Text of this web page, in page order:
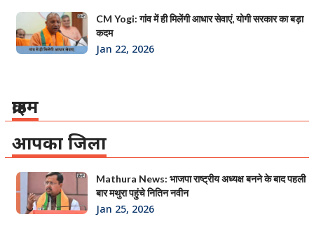
CM Yogi: गांव में ही मिलेंगी आधार सेवाएं, योगी सरकार का बड़ा
कदम
Jan 22, 2026
क्राइम
आपका जिला
Mathura News: भाजपा राष्ट्रीय अध्यक्ष बनने के बाद पहली
बार मथुरा पहुंचे नितिन नवीन
Jan 25, 2026